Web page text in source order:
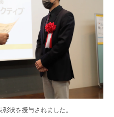
状を授与されました。